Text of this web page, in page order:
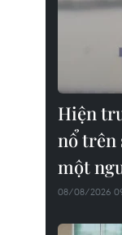
Hiện
nổ trên
một
08/08/2026